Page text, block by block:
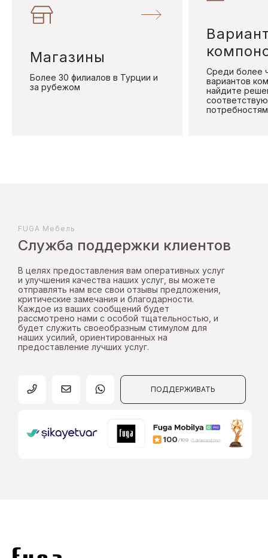
Магазины
Более 30 филиалов в Турции и
за рубежом
Среди более
вариантов
найдите
FUGA Mебель
Служба поддержки клиентов
В целях предоставления вам оперативных услуг
и улучшения качества наших услуг, вы можете
отправлять нам все свои отзывы предложения,
критические замечания и благодарности.
Каждое из ваших сообщений будет
рассмотрено нами с особой тщательностью, и
будет служить своеобразным стимулом для
наших усилий, ориентированных на
предоставление лучших услуг.
ПОДДЕРЖИВАТЬ